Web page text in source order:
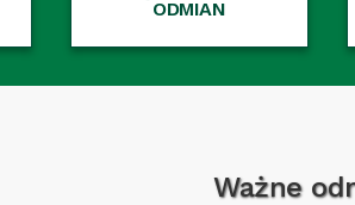
ODMIAN
Ważne